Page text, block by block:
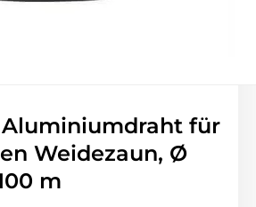
Aluminiumdraht für
Weidezaun, Ø
m